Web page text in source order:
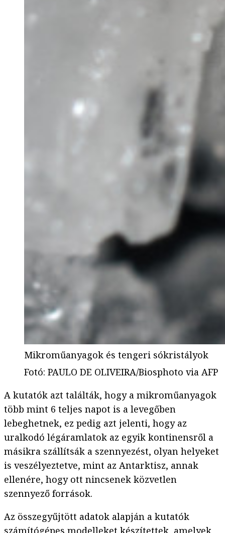
Mikroműanyagok és tengeri sókristályok
Fotó: PAULO DE OLIVEIRA/Biosphoto via AFP
A kutatók azt találták, hogy a mikroműanyagok
több mint 6 teljes napot is a levegőben
lebeghetnek, ez pedig azt jelenti, hogy az
uralkodó légáramlatok az egyik kontinensről a
másikra szállítsák a szennyezést, olyan helyeket
is veszélyeztetve, mint az Antarktisz, annak
ellenére, hogy ott nincsenek közvetlen
szennyező források.
Az összegyűjtött adatok alapján a kutatók
számítógépes modelleket készítettek, amelyek